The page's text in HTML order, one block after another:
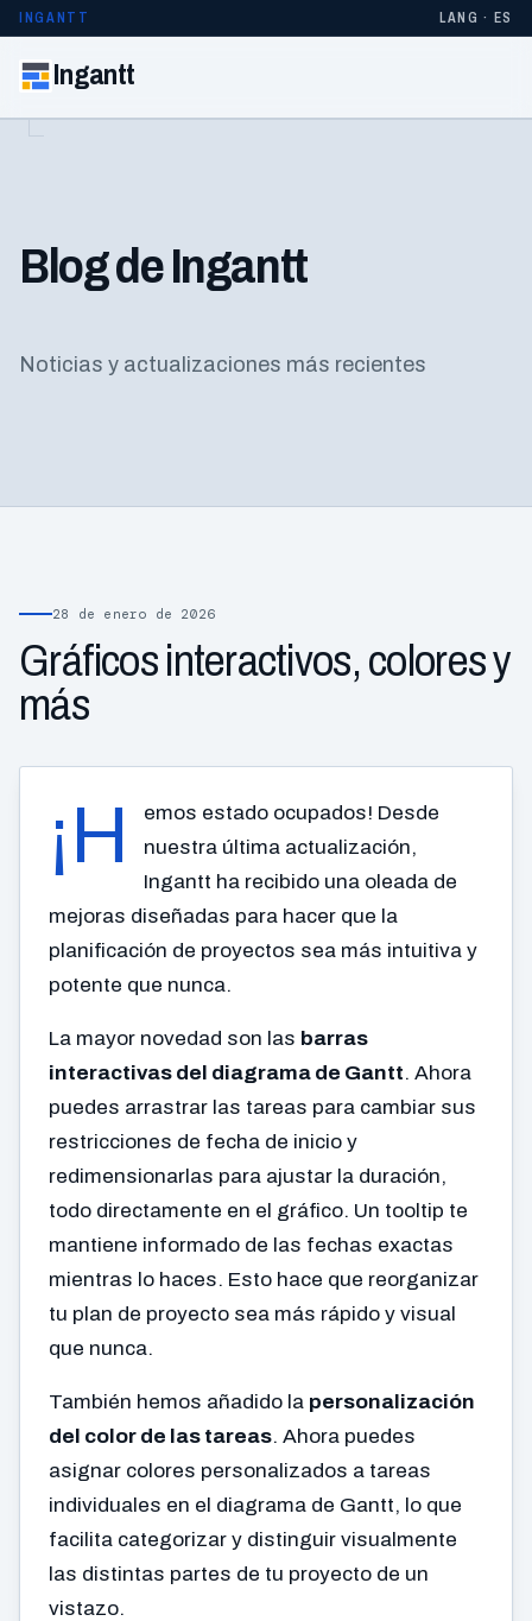
INGANTT LANG · ES
Ingantt
Blog de Ingantt
Noticias y actualizaciones más recientes
28 de enero de 2026
Gráficos interactivos, colores y
más
¡H
emos estado ocupados! Desde
nuestra última actualización,
Ingantt ha recibido una oleada de
mejoras diseñadas para hacer que la
planificación de proyectos sea más intuitiva y
potente que nunca.
La mayor novedad son las barras
interactivas del diagrama de Gantt. Ahora
puedes arrastrar las tareas para cambiar sus
restricciones de fecha de inicio y
redimensionarlas para ajustar la duración,
todo directamente en el gráfico. Un tooltip te
mantiene informado de las fechas exactas
mientras lo haces. Esto hace que reorganizar
tu plan de proyecto sea más rápido y visual
que nunca.
También hemos añadido la personalización
del color de las tareas. Ahora puedes
asignar colores personalizados a tareas
individuales en el diagrama de Gantt, lo que
facilita categorizar y distinguir visualmente
las distintas partes de tu proyecto de un
vistazo.